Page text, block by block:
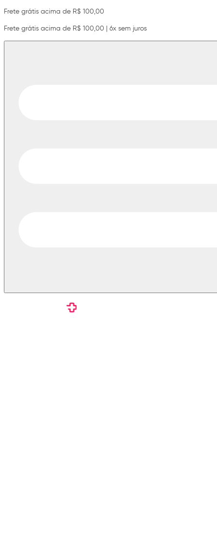
Frete grátis acima de R$ 100,00
Frete grátis acima de R$ 100,00 | 6x sem juros